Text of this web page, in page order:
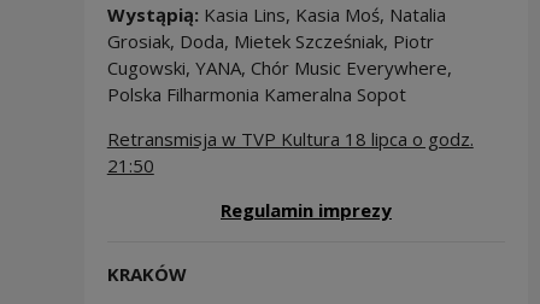
Wystąpią: Kasia Lins, Kasia Moś, Natalia
Grosiak, Doda, Mietek Szcześniak, Piotr
Cugowski, YANA, Chór Music Everywhere,
Polska Filharmonia Kameralna Sopot
Retransmisja w TVP Kultura 18 lipca o godz.
21:50
Regulamin imprezyNote, the link
KRAKÓW